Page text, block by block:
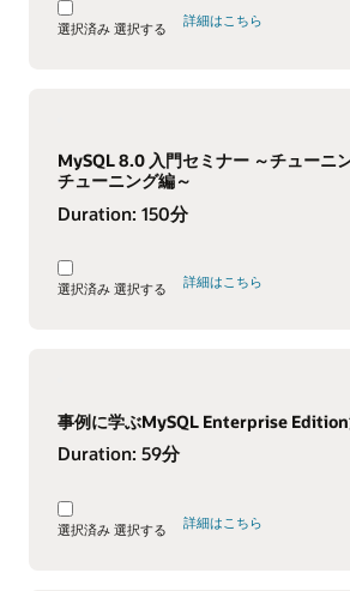
選択済み 選択する 詳細はこちら
MySQL 8.0 入門セミナー ～チューニ
チューニング編～
Duration: 150分
選択済み 選択する 詳細はこちら
事例に学ぶMySQL Enterprise Edition
Duration: 59分
選択済み 選択する 詳細はこちら